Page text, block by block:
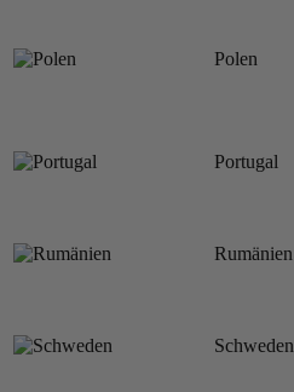
Polen
Portugal
Rumänien
Schweden